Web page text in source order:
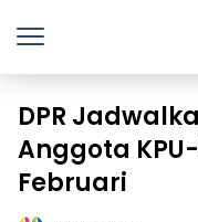
DPR
Anggota
Februari